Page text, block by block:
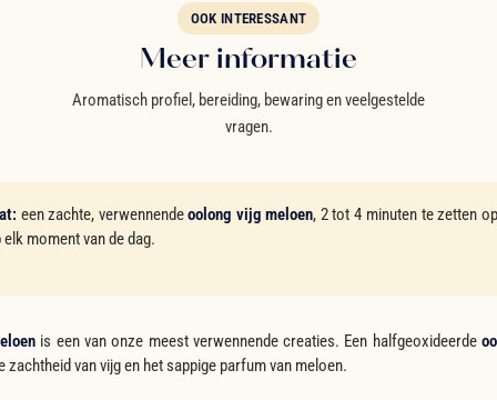
OOK INTERESSANT
Meer informatie
Aromatisch profiel, bereiding, bewaring en veelgestelde
vragen.
een zachte, verwennendeoolong vijg meloen, 2 tot 4 minuten te zetten
moment van de dag.
is een van onze meest verwennende creaties. Een halfgeoxideerde
zachtheid van vijg en het sappige parfum van meloen.